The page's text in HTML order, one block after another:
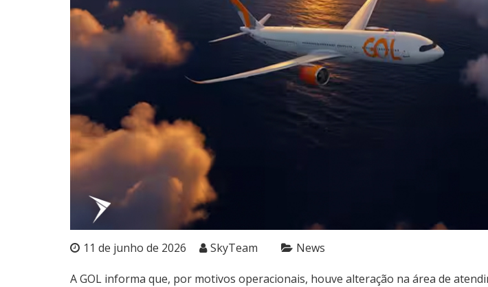
11 de junho de 2026 SkyTeam News
A GOL informa que, por motivos operacionais, houve alteração na área de